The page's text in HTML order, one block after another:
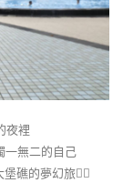
夜裡
一無二的自己
礁的夢幻旅程🏻